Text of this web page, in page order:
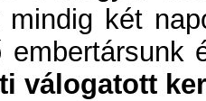
két
válogatott